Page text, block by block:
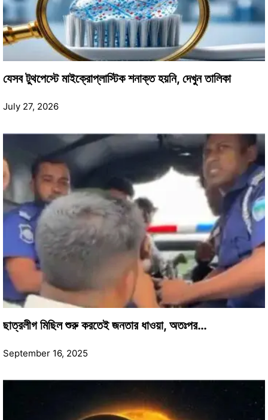
যেসব টুথপেস্টে মাইক্রোপ্লাস্টিক শনাক্ত হয়নি, দেখুন তালিকা
July 27, 2026
ছাত্রলীগ মিছিল শুরু করতেই জনতার ধাওয়া, অতঃপর…
September 16, 2025